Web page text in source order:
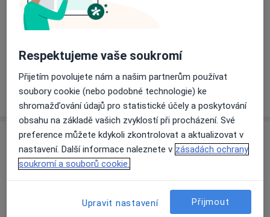
Způsoby platby (soukromé návštěvy)
Detaily
Víceo adrese
Názory
Přidejte svůj názor
Respektujeme vaše soukromí
Přijetím povolujete nám a našim partnerům používat
soubory cookie (nebo podobné technologie) ke
shromažďování údajů pro statistické účely a poskytování
obsahu na základě vašich zvyklostí při procházení. Své
preference můžete kdykoli zkontrolovat a aktualizovat v
nastavení. Další informace naleznete v zásadách ochrany
soukromí a souborů cookie.
Upravit nastavení Přijmout